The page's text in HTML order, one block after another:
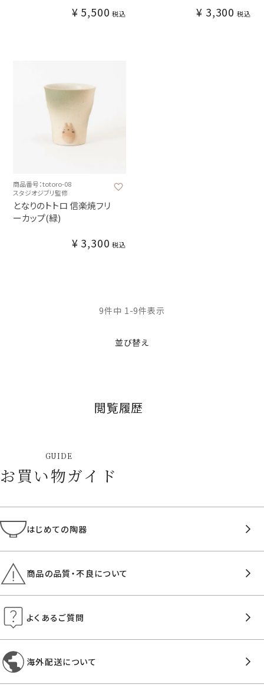
¥ 5,500 税込 ¥ 3,300 税込
商品番号：totoro-08
スタジオジブリ監修
となりのトトロ 信楽焼フリ
ーカップ(緑)
¥ 3,300 税込
並び替え
9件中 1 -9件表示
閲覧履歴
GUIDE
お買い物ガイド
はじめての陶器
商品の品質・不良について
よくあるご質問
海外配送について